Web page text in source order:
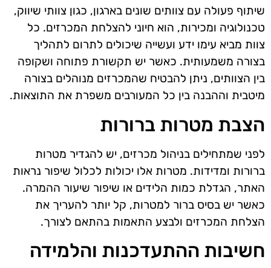
שיתוף פעולה עם צוותים שונים בארגון, כגון צוותי שיווק,
טכנולוגיה ומכירות, הוא חיוני להצלחת המכרזים. כל
צוות מביא עימו ידע ועשייה שיכולים לתרום לתהליך
בצורה משמעותית. כאשר יש תקשורת פתוחה ושקופה
בין הצוותים, ניתן להבטיח שהמכרזים מנוהלים בצורה
מיטבית וההבנה בין כל המעורבים משפרת את התוצאות.
הצבת מטרות ברורות
לפני שמתחילים בניהול מכרזים, יש להגדיר מטרות
ברורות ומדידות. מטרות אלו יכולות לכלול שיפור נראות
האתר, הגדלת כמות הלידים או שיפור שיעור ההמרה.
כאשר יש בסיס ברור למטרות, קל יותר להעריך את
הצלחת המכרזים ולבצע התאמות בהתאם לצורך.
חשיבות ההתעדכנות והלמידה